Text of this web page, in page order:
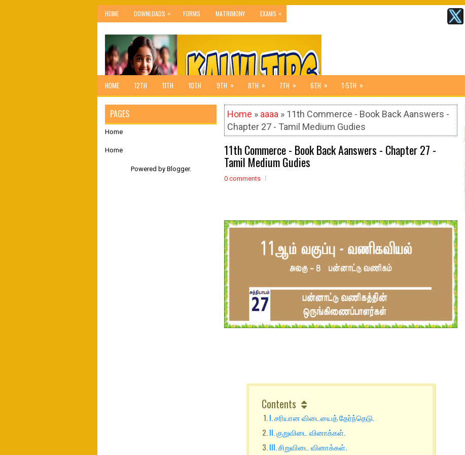
HOME DOWNLOADS » FORMS MATRIMONY EXAMS »
HOME 12TH 11TH 10TH 9TH » 8TH » 7TH » 6TH » 1-5TH »
Home » aaaa » 11th Commerce - Book Back Aanswers -
Chapter 27 - Tamil Medium Gudies
11th Commerce - Book Back Aanswers - Chapter 27 -
Tamil Medium Gudies
0 comments
Contents
I. சரியான விடையைத் தேர்ந்தெடு.
II. குறுவிடை வினாக்கள்.
III. சிறுவிடை வினாக்கள்.
PAGES
Home
Home
Powered by Blogger.